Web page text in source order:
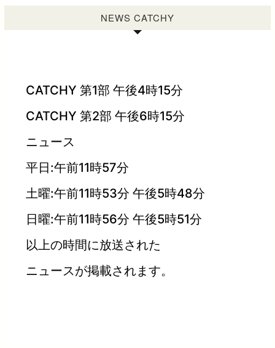
NEWS CATCHY
CATCHY 第1部 午後4時15分
CATCHY 第2部 午後6時15分
ニュース
平日:午前11時57分
土曜:午前11時53分 午後5時48分
日曜:午前11時56分 午後5時51分
以上の時間に放送された
ニュースが掲載されます。